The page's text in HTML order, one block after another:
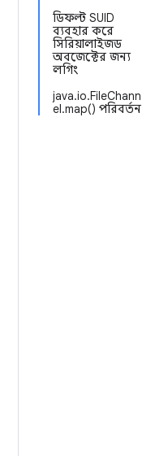
ডিফল্ট SUID
ব্যবহার করে
সিরিয়ালাইজড
অবজেক্টের জন্য
লগিং
java.io.FileChann
el.map() পরিবর্তন